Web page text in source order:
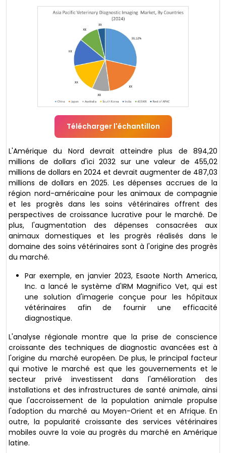
Télécharger l'échantillon
L'Amérique du Nord devrait atteindre plus de 894,20
millions de dollars d'ici 2032 sur une valeur de 455,02
millions de dollars en 2024 et devrait augmenter de 487,03
millions de dollars en 2025. Les dépenses accrues de la
région nord-américaine pour les animaux de compagnie
et les progrès dans les soins vétérinaires offrent des
perspectives de croissance lucrative pour le marché. De
plus, l'augmentation des dépenses consacrées aux
animaux domestiques et les progrès réalisés dans le
domaine des soins vétérinaires sont à l'origine des progrès
du marché.
Par exemple, en janvier 2023, Esaote North America,
Inc. a lancé le système d'IRM Magnifico Vet, qui est
une solution d'imagerie conçue pour les hôpitaux
vétérinaires afin de fournir une efficacité
diagnostique.
L'analyse régionale montre que la prise de conscience
croissante des techniques de diagnostic avancées est à
l'origine du marché européen. De plus, le principal facteur
qui motive le marché est que les gouvernements et le
secteur privé investissent dans l'amélioration des
installations et des infrastructures de santé animale, ainsi
que l'accroissement de la population animale propulse
l'adoption du marché au Moyen-Orient et en Afrique. En
outre, la popularité croissante des services vétérinaires
mobiles ouvre la voie au progrès du marché en Amérique
latine.